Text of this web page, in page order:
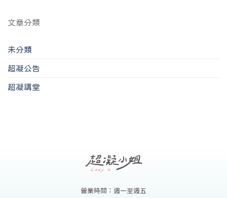
文章分類
未分類
超凝公告
超凝講堂
營業時間：週一至週五